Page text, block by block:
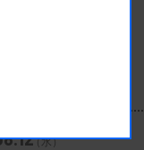
（水）